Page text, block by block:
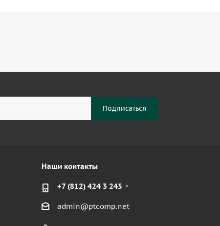
Наши контакты
+7 (812) 424 3 245
admin@ptcomp.net